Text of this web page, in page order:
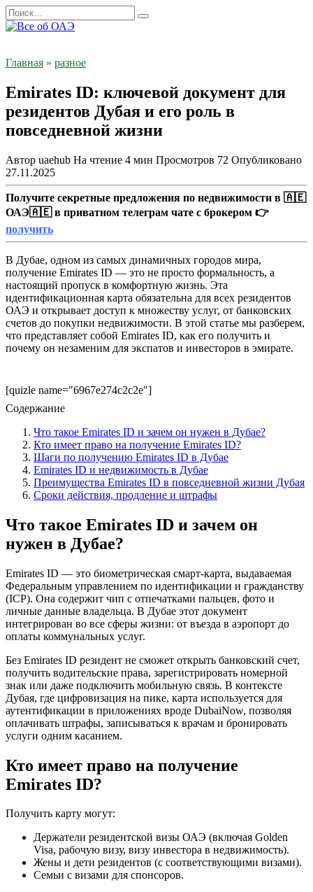
Перейти
к
Search
for:
Главная » разное
Emirates ID: ключевой документ для
резидентов Дубая и его роль в
повседневной жизни
Автор uaehub На чтение 4 мин Просмотров 72 Опубликовано
27.11.2025
Получите секретные предложения по недвижимости в 🇦🇪
ОАЭ🇦🇪 в приватном телеграм чате с брокером 👉
получить
В Дубае, одном из самых динамичных городов мира,
получение Emirates ID — это не просто формальность, а
настоящий пропуск в комфортную жизнь. Эта
идентификационная карта обязательна для всех резидентов
ОАЭ и открывает доступ к множеству услуг, от банковских
счетов до покупки недвижимости. В этой статье мы разберем,
что представляет собой Emirates ID, как его получить и
почему он незаменим для экспатов и инвесторов в эмирате.
[quizle name="6967e274c2c2e"]
Содержание
Что такое Emirates ID и зачем он нужен в Дубае?
Кто имеет право на получение Emirates ID?
Шаги по получению Emirates ID в Дубае
Emirates ID и недвижимость в Дубае
Преимущества Emirates ID в повседневной жизни Дубая
Сроки действия, продление и штрафы
Что такое Emirates ID и зачем он
нужен в Дубае?
Emirates ID — это биометрическая смарт-карта, выдаваемая
Федеральным управлением по идентификации и гражданству
(ICP). Она содержит чип с отпечатками пальцев, фото и
личные данные владельца. В Дубае этот документ
интегрирован во все сферы жизни: от въезда в аэропорт до
оплаты коммунальных услуг.
Без Emirates ID резидент не сможет открыть банковский счет,
получить водительские права, зарегистрировать номерной
знак или даже подключить мобильную связь. В контексте
Дубая, где цифровизация на пике, карта используется для
аутентификации в приложениях вроде DubaiNow, позволяя
оплачивать штрафы, записываться к врачам и бронировать
услуги одним касанием.
Кто имеет право на получение
Emirates ID?
Получить карту могут:
Держатели резидентской визы ОАЭ (включая Golden
Visa, рабочую визу, визу инвестора в недвижимость).
Жены и дети резидентов (с соответствующими визами).
Семьи с визами для спонсоров.